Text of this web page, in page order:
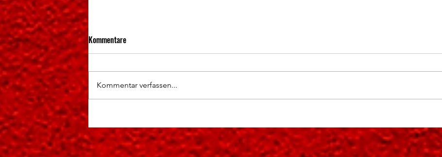
spannende Titelentscheidungen
SV Neudorf e.V.!
und
Kommentare
Kommentar verfassen...